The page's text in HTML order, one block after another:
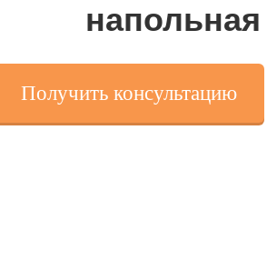
Получить консультацию
напольная